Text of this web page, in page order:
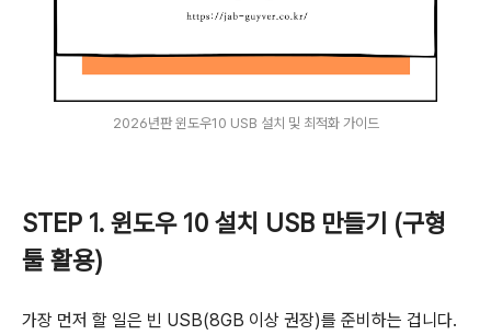
2026년판 윈도우10 USB 설치 및 최적화 가이드
STEP 1. 윈도우 10 설치 USB 만들기 (구형
툴 활용)
가장 먼저 할 일은 빈 USB(8GB 이상 권장)를 준비하는 겁니다.